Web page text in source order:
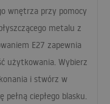
wnętrza przy pomocy
metalu z
E27 zapewnia
użytkowania. Wybierz
i stwórz w
ciepłego blasku.